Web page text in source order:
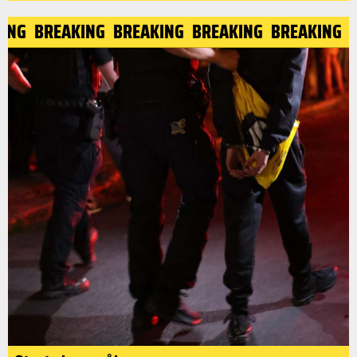
BREAKING BREAKING BREAKING BREAKING